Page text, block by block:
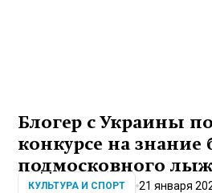
Блогер с Украины
конкурсе на знание
подмосковного
КУЛЬТУРА И СПОРТ 21 января